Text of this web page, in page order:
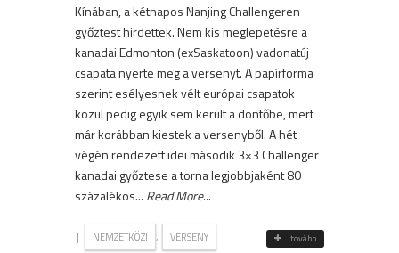
Kínában, a kétnapos Nanjing Challengeren
győztest hirdettek. Nem kis meglepetésre a
kanadai Edmonton (exSaskatoon) vadonatúj
csapata nyerte meg a versenyt. A papírforma
szerint esélyesnek vélt európai csapatok
közül pedig egyik sem került a döntőbe, mert
már korábban kiestek a versenyből. A hét
végén rendezett idei második 3×3 Challenger
kanadai győztese a torna legjobbjaként 80
százalékos... Read More...
| NEMZETKÖZI , VERSENY tovább